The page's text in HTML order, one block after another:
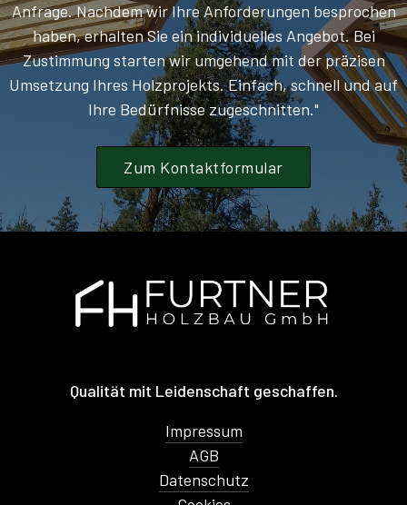
Anfrage. Nachdem wir Ihre Anforderungen besprochen
haben, erhalten Sie ein individuelles Angebot. Bei
Zustimmung starten wir umgehend mit der präzisen
Umsetzung Ihres Holzprojekts. Einfach, schnell und auf
Ihre Bedürfnisse zugeschnitten."
Zum Kontaktformular
Qualität mit Leidenschaft geschaffen.
Impressum
AGB
Datenschutz